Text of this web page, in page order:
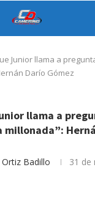
Junior llama a
Darío Gómez
llama a
millonada”:
Badillo 31 de